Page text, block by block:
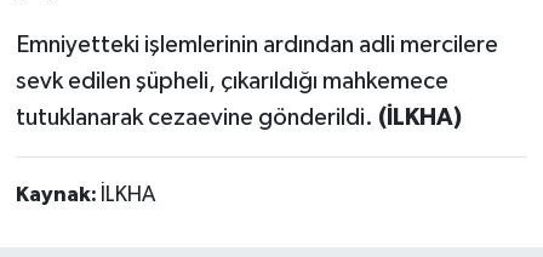
Emniyetteki işlemlerinin ardından adli mercilere
sevk edilen şüpheli, çıkarıldığı mahkemece
tutuklanarak cezaevine gönderildi. (İLKHA)
Kaynak: İLKHA